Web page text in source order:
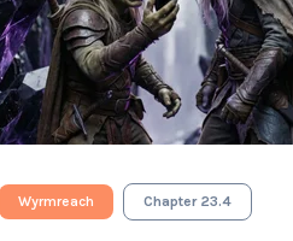
Wyrmreach Chapter 23.4